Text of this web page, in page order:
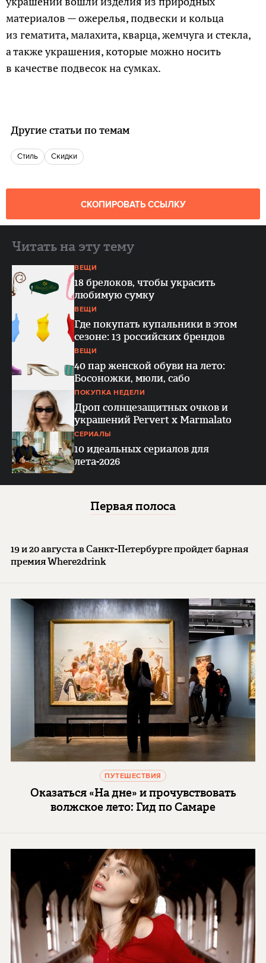
материалов — ожерелья, подвески и кольца
из гематита, малахита, кварца, жемчуга и стекла,
а также украшения, которые можно носить
в качестве подвесок на сумках.
Другие статьи по темам
Стиль Скидки
СКОПИРОВАТЬ ССЫЛКУ
Читать на эту тему
ВЕЩИ
18 брелоков, чтобы украсить
любимую сумку
ВЕЩИ
Где покупать купальники в этом
сезоне: 13 российских брендов
ВЕЩИ
40 пар женской обуви на лето:
Босоножки, мюли, сабо
ПОКУПКА НЕДЕЛИ
Дроп солнцезащитных очков и
украшений Pervert x Marmalato
СЕРИАЛЫ
10 идеальных сериалов для
лета-2026
Первая полоса
19 и 20 августа в Санкт-Петербурге пройдет барная
премия Where2drink
ПУТЕШЕСТВИЯ
Оказаться «На дне» и прочувствовать
волжское лето: Гид по Самаре